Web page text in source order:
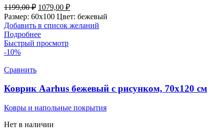
1199,00₽ Первоначальная
цена
составляла
1199,00 ₽.
1079,00 ₽Текущая
цена:
1079,00 ₽.
Размер: 60х100 Цвет: бежевый
Добавить в список желаний
Подробнее
Быстрый просмотр
-10%
Сравнить
Коврик Aarhus бежевый с рисунком, 70х120 см
Ковры и напольные покрытия
Нет в наличии